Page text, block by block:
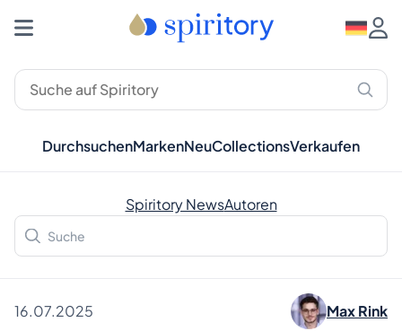
DurchsuchenMarkenNeuCollectionsVerkaufen
Spiritory NewsAutoren
16.07.2025 Max Rink